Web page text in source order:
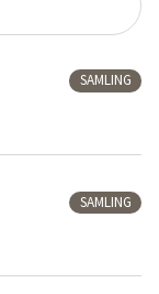
SAMLING
SAMLING